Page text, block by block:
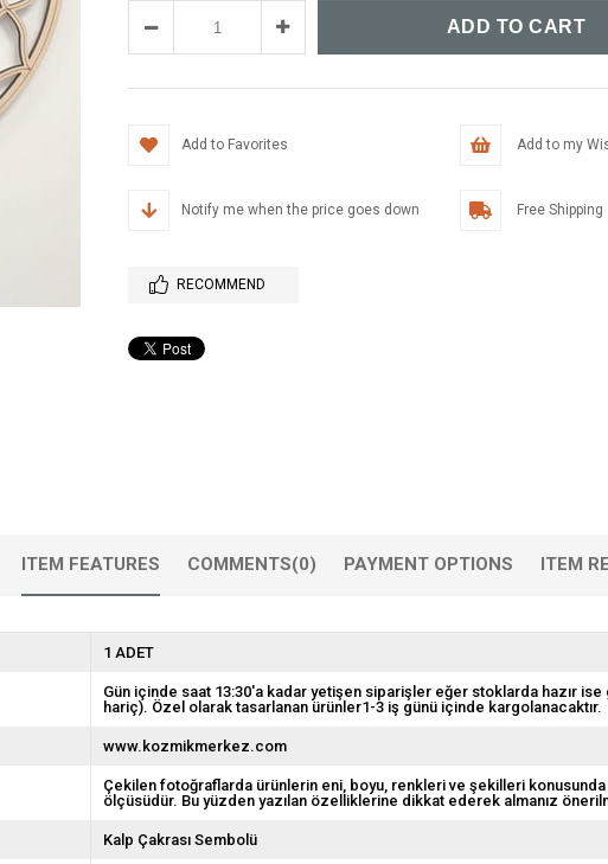
Add to Favorites Add to my
Notify me when the price goes down Free Shipping
RECOMMEND
ITEM FEATURES COMMENTS(0) PAYMENT OPTIONS ITEM
1 ADET
Gün içinde saat 13:30'a kadar yetişen siparişler eğer stoklarda hazır
hariç). Özel olarak tasarlanan ürünler1-3 iş günü içinde kargolanacaktır.
www.kozmikmerkez.com
Çekilen fotoğraflarda ürünlerin eni, boyu, renkleri ve şekilleri konusunda
ölçüsüdür. Bu yüzden yazılan özelliklerine dikkat ederek almanız
Kalp Çakrası Sembolü